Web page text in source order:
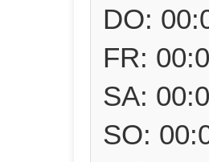
DO:
FR:
SA:
SO: